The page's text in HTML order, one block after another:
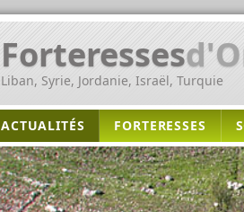
Forteresses
Liban, Syrie, Jordanie, Israël, Turquie
ACTUALITÉS FORTERESSES